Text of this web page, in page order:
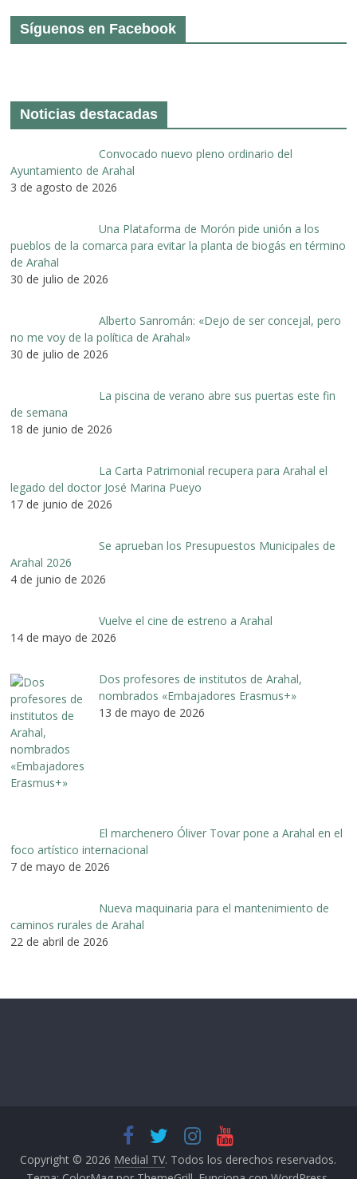
Síguenos en Facebook
Noticias destacadas
Convocado nuevo pleno ordinario del
Ayuntamiento de Arahal
3 de agosto de 2026
Una Plataforma de Morón pide unión a los
pueblos de la comarca para evitar la planta de biogás en término
de Arahal
30 de julio de 2026
Alberto Sanromán: «Dejo de ser concejal, pero
no me voy de la política de Arahal»
30 de julio de 2026
La piscina de verano abre sus puertas este fin
de semana
18 de junio de 2026
La Carta Patrimonial recupera para Arahal el
legado del doctor José Marina Pueyo
17 de junio de 2026
Se aprueban los Presupuestos Municipales de
Arahal 2026
4 de junio de 2026
Vuelve el cine de estreno a Arahal
14 de mayo de 2026
Dos profesores de institutos de Arahal,
nombrados «Embajadores Erasmus+»
13 de mayo de 2026
El marchenero Óliver Tovar pone a Arahal en el
foco artístico internacional
7 de mayo de 2026
Nueva maquinaria para el mantenimiento de
caminos rurales de Arahal
22 de abril de 2026
Copyright © 2026 Medial TV. Todos los derechos reservados.